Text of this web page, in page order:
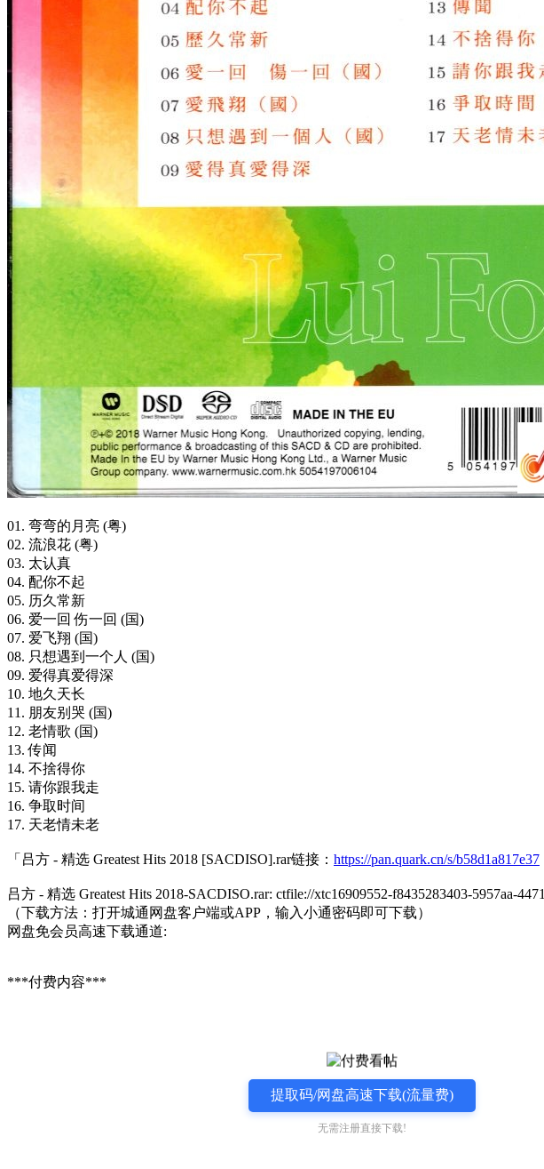
01. 弯弯的月亮 (粤)
02. 流浪花 (粤)
03. 太认真
04. 配你不起
05. 历久常新
06. 爱一回 伤一回 (国)
07. 爱飞翔 (国)
08. 只想遇到一个人 (国)
09. 爱得真爱得深
10. 地久天长
11. 朋友别哭 (国)
12. 老情歌 (国)
13. 传闻
14. 不捨得你
15. 请你跟我走
16. 争取时间
17. 天老情未老
「吕方 - 精选 Greatest Hits 2018 [SACDISO].rar链接： https://pan.quark.cn/s/b58d1a817e37
吕方 - 精选 Greatest Hits 2018-SACDISO.rar: ctfile://xtc16909552-f8435283403-5957aa-4471
（下载方法：打开城通网盘客户端或APP，输入小通密码即可下载）
网盘免会员高速下载通道:
***付费内容***
提取码/网盘高速下载(流量费)
无需注册直接下载!